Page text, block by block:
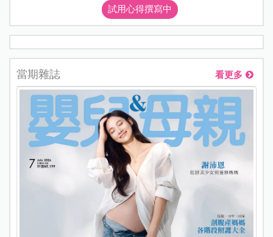
試用心得撰寫中
當期雜誌 看更多